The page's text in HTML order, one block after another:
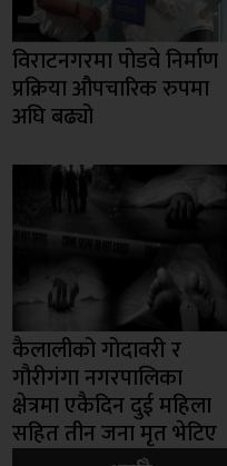
विराटनगरमा पोडवे निर्माण
प्रक्रिया औपचारिक रुपमा
अघि बढ्यो
कैलालीको गोदावरी र
गौरीगंगा नगरपालिका
क्षेत्रमा एकैदिन दुई महिला
सहित तीन जना मृत भेटिए